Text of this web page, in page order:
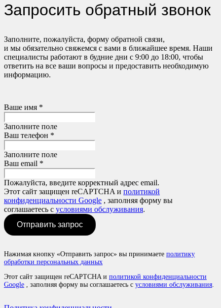
Запросить обратный звонок
Заполните, пожалуйста, форму обратной связи,
и мы обязательно свяжемся с вами в ближайшее время. Наши
специалисты работают в будние дни с 9:00 до 18:00, чтобы
ответить на все ваши вопросы и предоставить необходимую
информацию.
Ваше имя *
Заполните поле
Ваш телефон *
Заполните поле
Ваш email *
Пожалуйста, введите корректный адрес email.
Этот сайт защищен reCAPTCHA и политикой
конфиденциальности Google , заполняя форму вы
соглашаетесь с условиями обслуживания.
Отправить запрос
Нажимая кнопку «Отправить запрос» вы принимаете политику
обработки персональных данных
Этот сайт защищен reCAPTCHA и политикой конфиденциальности
Google , заполняя форму вы соглашаетесь с условиями обслуживания